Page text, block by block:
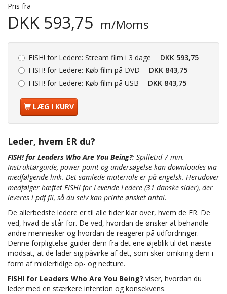
Pris fra
DKK 593,75 m/Moms
FISH! for Ledere: Stream film i 3 dage
DKK 593,75
FISH! for Ledere: Køb film på DVD
DKK 843,75
FISH! for Ledere: Køb film på USB DKK 843,75
LÆG I KURV
Leder, hvem ER du?
FISH! for Leaders Who Are You Being?: Spilletid 7 min.
Instruktørguide, power point og undersøgelse kan downloades via
medfølgende link. Det samlede materiale er på engelsk. Herudover
medfølger hæftet FISH! for Levende Ledere (31 danske sider), der
leveres i pdf fil, så du selv kan printe ønsket antal.
De allerbedste ledere er til alle tider klar over, hvem de ER. De
ved, hvad de står for. De ved, hvordan de ønsker at behandle
andre mennesker og hvordan de reagerer på udfordringer.
Denne forpligtelse guider dem fra det ene øjeblik til det næste
modsat, at de lader sig påvirke af det, som sker omkring dem i
form af midlertidige op- og nedture.
FISH! for Leaders Who Are You Being? viser, hvordan du
leder med en stærkere intention og konsekvens.